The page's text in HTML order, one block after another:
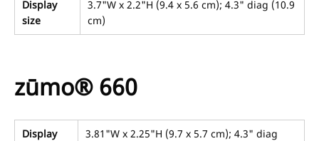
Display
size
3.7"W x 2.2"H (9.4 x 5.6 cm); 4.3" diag (10.9
cm)
zūmo® 660
Display
3.81"W x 2.25"H (9.7 x 5.7 cm); 4.3" diag